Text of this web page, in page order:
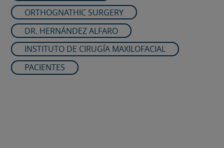
ORTHOGNATHIC SURGERY
DR. HERNÁNDEZ ALFARO
INSTITUTO DE CIRUGÍA MAXILOFACIAL
PACIENTES